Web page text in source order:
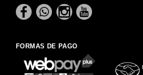
FORMAS DE PAGO